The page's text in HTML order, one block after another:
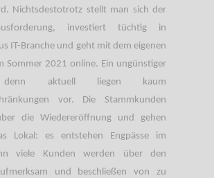
Nichtsdestotrotz stellt man sich der
investiert tüchtig in
IT-Branche und geht mit dem eigenen
Sommer 2021 online. Ein ungünstiger
denn aktuell liegen kaum
vor. Die Stammkunden
die Wiedereröffnung und gehen
Lokal: es entstehen Engpässe im
viele Kunden werden über den
und beschließen von zu